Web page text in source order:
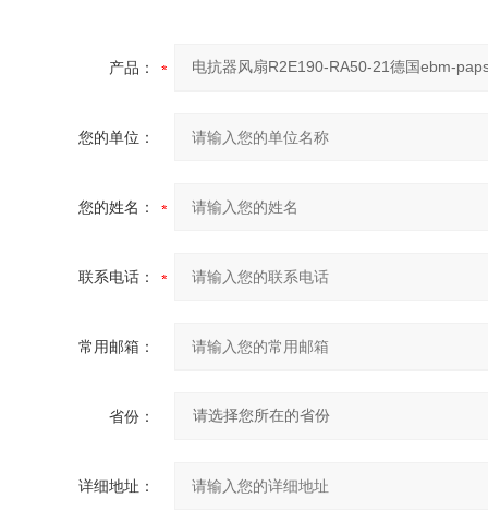
产品：
您的单位：
您的姓名：
联系电话：
常用邮箱：
省份：
详细地址：